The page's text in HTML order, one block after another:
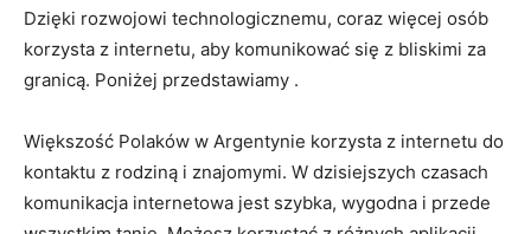
Dzięki rozwojowi technologicznemu, coraz więcej osób
korzysta z internetu, aby komunikować się z bliskimi za
granicą. Poniżej przedstawiamy .
Większość Polaków w Argentynie korzysta z internetu do
kontaktu z rodziną i znajomymi. W dzisiejszych czasach
komunikacja internetowa jest szybka, wygodna i przede